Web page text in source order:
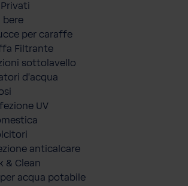
bere
per caraffe
Filtrante
sottolavello
d'acqua
UV
anticalcare
& Clean
acqua potabile